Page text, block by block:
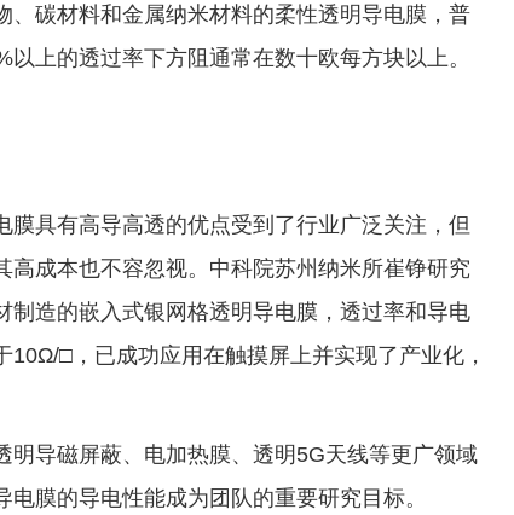
碳材料和金属纳米材料的柔性透明导电膜，普
上的透过率下方阻通常在数十欧每方块以上。
具有高导高透的优点受到了行业广泛关注，但
成本也不容忽视。中科院苏州纳米所崔铮研究
制造的嵌入式银网格透明导电膜，透过率和导电
□，已成功应用在触摸屏上并实现了产业化，
导磁屏蔽、电加热膜、透明5G天线等更广领域
膜的导电性能成为团队的重要研究目标。